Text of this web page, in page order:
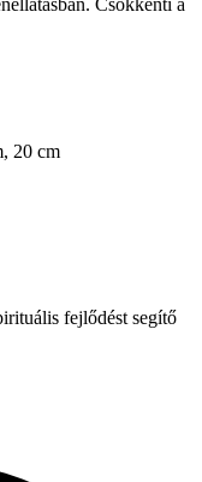
Csökkenti a
20 cm
fejlődést segítő